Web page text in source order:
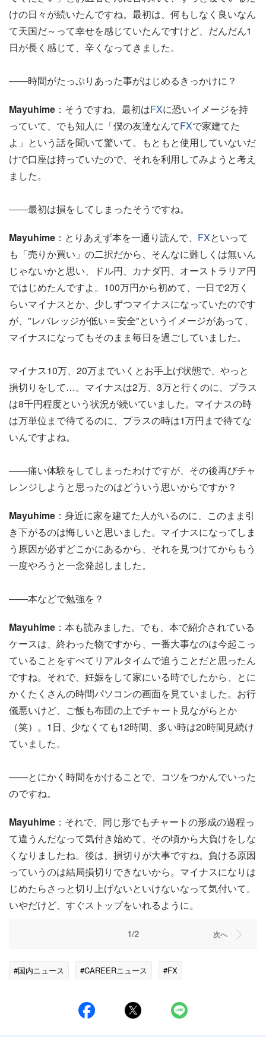
けの日々が続いたんですね。最初は、何もしなく良いなん
て天国だ～って幸せを感じていたんですけど、だんだん1
日が長く感じて、辛くなってきました。
――時間がたっぷりあった事がはじめるきっかけに？
Mayuhime ：そうですね。最初はFXに恐いイメージを持
っていて、でも知人に「僕の友達なんてFXで家建てた
よ」という話を聞いて驚いて。もともと使用していないだ
けで口座は持っていたので、それを利用してみようと考え
ました。
――最初は損をしてしまったそうですね。
Mayuhime ：とりあえず本を一通り読んで、 FXといって
も「売りか買い」の二択だから、そんなに難しくは無いん
じゃないかと思い、ドル円、カナダ円、オーストラリア円
ではじめたんですよ。100万円から初めて、一日で2万く
らいマイナスとか、少しずつマイナスになっていたのです
が、"レバレッジが低い＝安全"というイメージがあって、
マイナスになってもそのまま毎日を過ごしていました。
マイナス10万、20万までいくとお手上げ状態で、やっと
損切りをして…。マイナスは2万、3万と行くのに、プラス
は8千円程度という状況が続いていました。マイナスの時
は万単位まで待てるのに、プラスの時は1万円まで待てな
いんですよね。
――痛い体験をしてしまったわけですが、その後再びチャ
レンジしようと思ったのはどういう思いからですか？
Mayuhime ：身近に家を建てた人がいるのに、このまま引
き下がるのは悔しいと思いました。マイナスになってしま
う原因が必ずどこかにあるから、それを見つけてからもう
一度やろうと一念発起しました。
――本などで勉強を？
Mayuhime ：本も読みました。でも、本で紹介されている
ケースは、終わった物ですから、一番大事なのは今起こっ
ていることをすべてリアルタイムで追うことだと思ったん
ですね。それで、妊娠をして家にいる時でしたから、とに
かくたくさんの時間パソコンの画面を見ていました。お行
儀悪いけど、ご飯も布団の上でチャート見ながらとか
（笑）。1日、少なくても12時間、多い時は20時間見続け
ていました。
――とにかく時間をかけることで、コツをつかんでいった
のですね。
Mayuhime ：それで、同じ形でもチャートの形成の過程っ
て違うんだなって気付き始めて、その頃から大負けをしな
くなりましたね。後は、損切りが大事ですね。負ける原因
っていうのは結局損切りできないから。マイナスになりは
じめたらさっと切り上げないといけないなって気付いて。
いやだけど、すぐストップをいれるように。
1/2 次へ
#国内ニュース #CAREERニュース #FX